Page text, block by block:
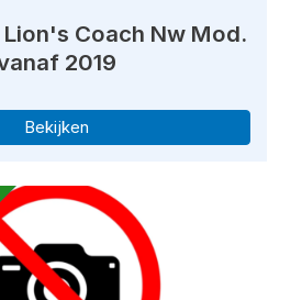
Coach Nw Mod.
2019
Bekijken